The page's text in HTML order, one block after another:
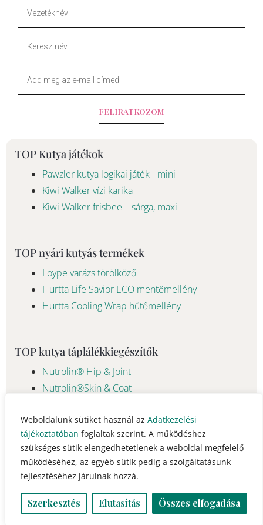
Weboldalunk sütiket használ az Adatkezelési
tájékoztatóban foglaltak szerint. A működéshez
szükséges sütik elengedhetetlenek a weboldal megfelelő
működéséhez, az egyéb sütik pedig a szolgáltatásunk
fejlesztéséhez járulnak hozzá.
Szerkesztés Elutasítás Összes elfogadása
o
o
k
f
k
Vezetéknév
Keresztnév
Your
Email
FELIRATKOZOM
TOP Kutya játékok
Pawzler kutya logikai játék - mini
Kiwi Walker vízi karika
Kiwi Walker frisbee – sárga, maxi
TOP nyári kutyás termékek
Loype varázs törölköző
Hurtta Life Savior ECO mentőmellény
Hurtta Cooling Wrap hűtőmellény
TOP kutya táplálékkiegészítők
Nutrolin® Hip & Joint
Nutrolin®Skin & Coat
© 2023 - 2026 Pawsome Life Hungary info@pawsomelife.hu